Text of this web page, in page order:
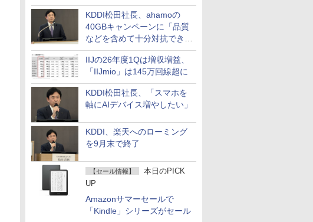
題
KDDI松田社長、ahamoの
40GBキャンペーンに「品質
などを含めて十分対抗でき
る」
IIJの26年度1Qは増収増益、
「IIJmio」は145万回線超に
KDDI松田社長、「スマホを
軸にAIデバイス増やしたい」
KDDI、楽天へのローミング
を9月末で終了
【セール情報】
本日のPICK
UP
Amazonサマーセールで
「Kindle」シリーズがセール